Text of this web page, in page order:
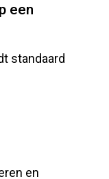
een
standaard
en